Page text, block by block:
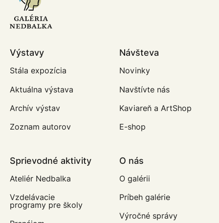
Výstavy
Stála expozícia
Aktuálna výstava
Archív výstav
Zoznam autorov
Návšteva
Novinky
Navštívte nás
Kaviareň a ArtShop
E-shop
Sprievodné aktivity
Ateliér Nedbalka
Vzdelávacie
programy pre školy
O nás
O galérii
Príbeh galérie
Výročné správy